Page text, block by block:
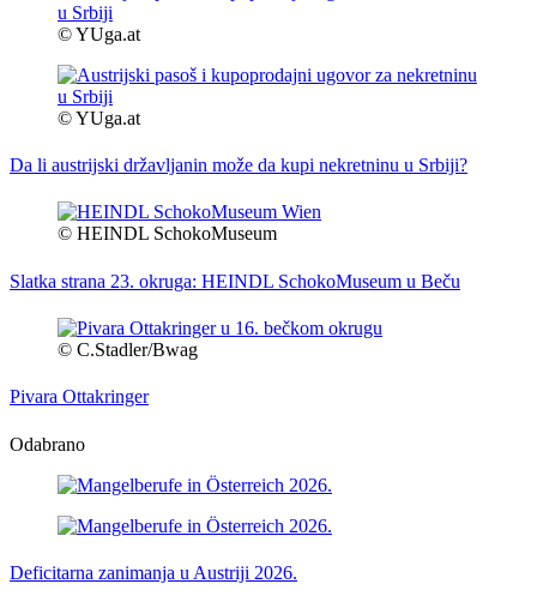
© YUga.at
© YUga.at
Da li austrijski državljanin može da kupi nekretninu u Srbiji?
© HEINDL SchokoMuseum
Slatka strana 23. okruga: HEINDL SchokoMuseum u Beču
© C.Stadler/Bwag
Pivara Ottakringer
Odabrano
Deficitarna zanimanja u Austriji 2026.